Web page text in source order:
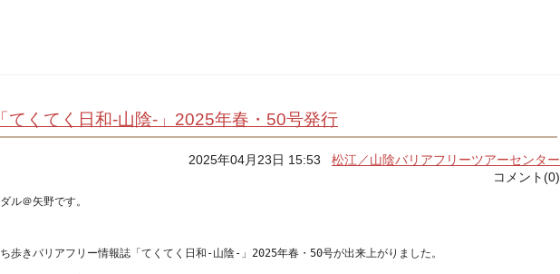
「てくてく日和-山陰-」2025年春・50号発行
2025年04月23日 15:53松江／山陰バリアフリーツアーセンター
コメント(0)